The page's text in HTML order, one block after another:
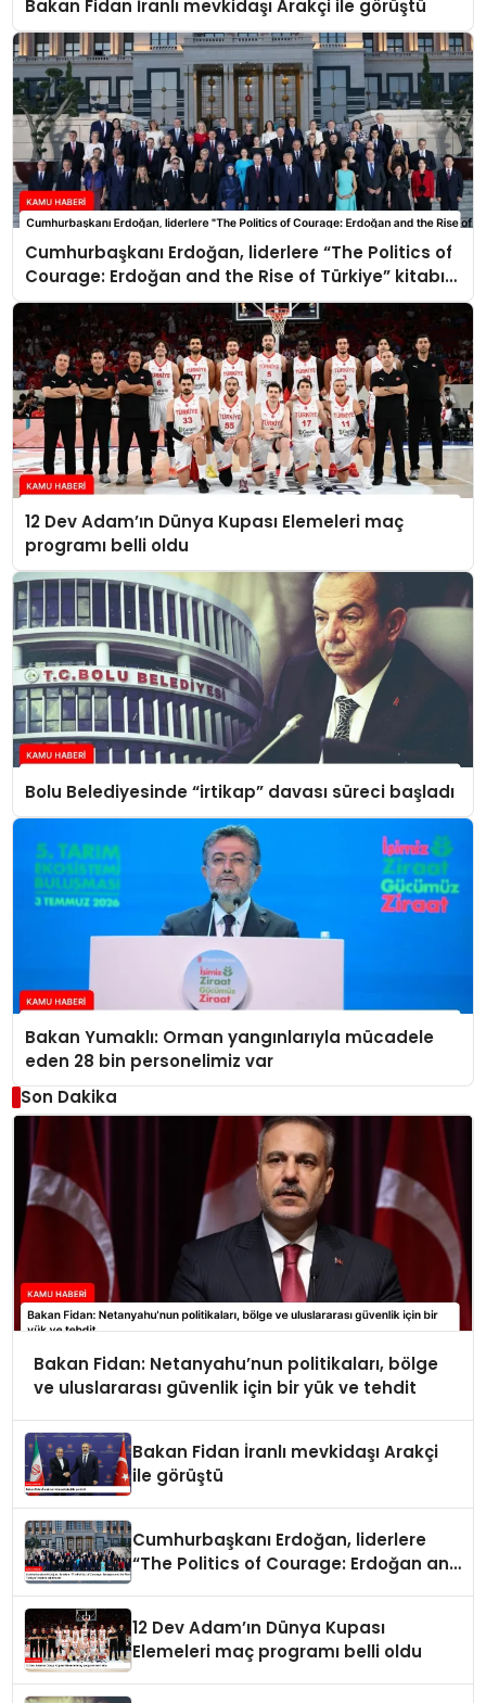
Bakan Fidan İranlı mevkidaşı Arakçi ile görüştü
Cumhurbaşkanı Erdoğan, liderlere “The Politics of
Courage: Erdoğan and the Rise of Türkiye” kitabını
takdim etti
12 Dev Adam’ın Dünya Kupası Elemeleri maç
programı belli oldu
Bolu Belediyesinde “irtikap” davası süreci başladı
Bakan Yumaklı: Orman yangınlarıyla mücadele
eden 28 bin personelimiz var
Son Dakika
Bakan Fidan: Netanyahu’nun politikaları, bölge
ve uluslararası güvenlik için bir yük ve tehdit
Bakan Fidan İranlı mevkidaşı Arakçi
ile görüştü
Cumhurbaşkanı Erdoğan, liderlere
“The Politics of Courage: Erdoğan and
12 Dev Adam’ın Dünya Kupası
Elemeleri maç programı belli oldu